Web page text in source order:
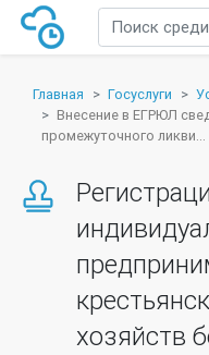
Главная Госуслуги
Внесение в ЕГРЮЛ
промежуточного ликви...
хозяйств